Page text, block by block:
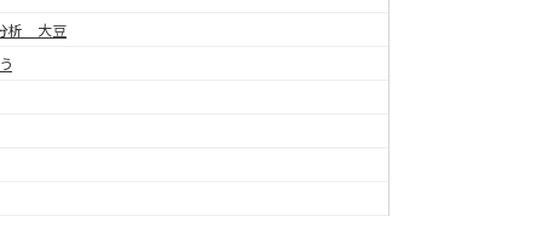
分析 大豆